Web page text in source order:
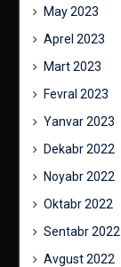
May 2023
Aprel 2023
Mart 2023
Fevral 2023
Yanvar 2023
Dekabr 2022
Noyabr 2022
Oktabr 2022
Sentabr 2022
Avgust 2022